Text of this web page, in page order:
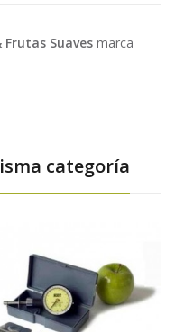
Frutas Suaves marca
categoría